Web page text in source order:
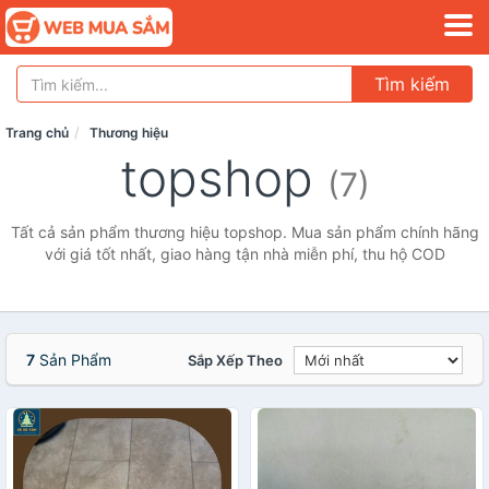
Tìm kiếm
Trang chủ Thương hiệu
topshop (7)
Tất cả sản phẩm thương hiệu topshop. Mua sản phẩm chính hãng
với giá tốt nhất, giao hàng tận nhà miễn phí, thu hộ COD
7 Sản Phẩm Sắp Xếp Theo